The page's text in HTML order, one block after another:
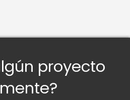
proyecto